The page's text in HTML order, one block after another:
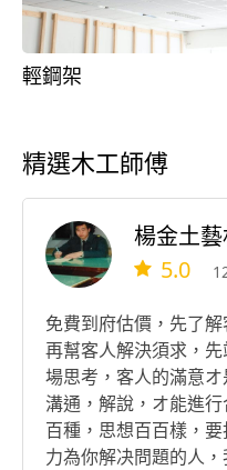
輕鋼架
精選木工師傅
楊金土
5.0
免費到府估價，先了解
再幫客人解決須求，
場思考，客人的滿意オ
溝通，解說，オ能進
百種，思想百百樣，
力為你解决問題的人